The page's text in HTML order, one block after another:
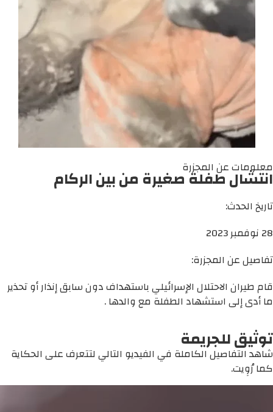
معلومات عن المجزرة
انتشال طفلة صغيرة من بين الركام
تاريخ الحدث:
28 نوفمبر 2023
تفاصيل عن المجزرة:
قام طيران الاحتلال الإسرائيلي باستهداف دون سابق إنذار أو تحذير
ما أدى إلى استشهاد الطفلة مع والدها .
توثيق للجريمة
شاهد التفاصيل الكاملة في الفيديو التالي لتتعرف على الحكاية
كما رُوِيت.